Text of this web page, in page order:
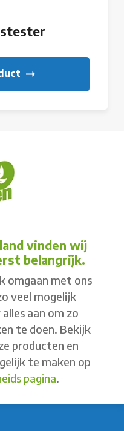
vinden wij
belangrijk.
omgaan met ons
veel mogelijk
aan om zo
te doen. Bekijk
producten en
te maken op
pagina.